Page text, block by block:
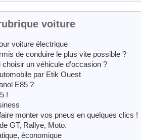
voiture
voiture électrique
de conduire le plus vite possible ?
un véhicule d’occasion ?
par Etik Ouest
E85 ?
!
monter vos pneus en quelques clics !
GT, Rallye, Moto.
économique